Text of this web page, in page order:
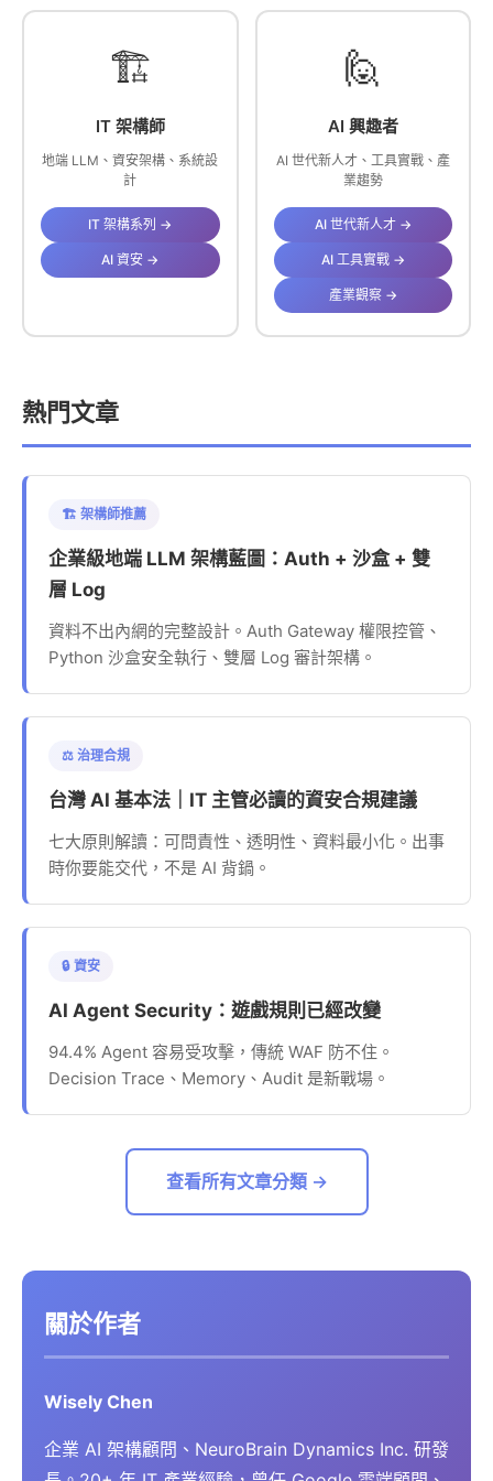
🏗️
IT 架構師
地端 LLM、資安架構、系統設
計
IT 架構系列 →
AI 資安 →
🙋
AI 興趣者
AI 世代新人才、工具實戰、產
業趨勢
AI 世代新人才 →
AI 工具實戰 →
產業觀察 →
熱門文章
🏗️ 架構師推薦
企業級地端 LLM 架構藍圖：Auth + 沙盒 + 雙
層 Log
資料不出內網的完整設計。Auth Gateway 權限控管、
Python 沙盒安全執行、雙層 Log 審計架構。
⚖️ 治理合規
台灣 AI 基本法｜IT 主管必讀的資安合規建議
七大原則解讀：可問責性、透明性、資料最小化。出事
時你要能交代，不是 AI 背鍋。
🔒 資安
AI Agent Security：遊戲規則已經改變
94.4% Agent 容易受攻擊，傳統 WAF 防不住。
Decision Trace、Memory、Audit 是新戰場。
查看所有文章分類 →
關於作者
Wisely Chen
企業 AI 架構顧問、NeuroBrain Dynamics Inc. 研發